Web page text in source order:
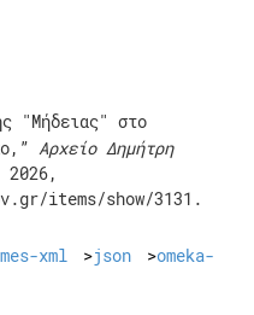
"Μήδειας" στο
Αρχείο Δημήτρη
items/show/3131 .
xml json
omeka-